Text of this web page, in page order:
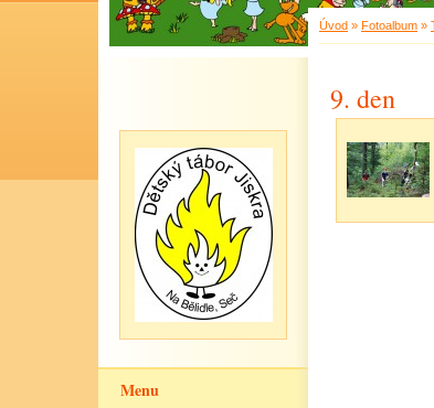
Úvod » Fotoalbum »
9. den
Menu